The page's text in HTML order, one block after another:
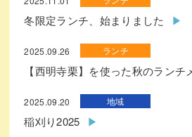
冬限定ランチ、始まりました
2025.09.26 ランチ
【西明寺栗】を使った秋のランチ
2025.09.20 地域
稲刈り2025